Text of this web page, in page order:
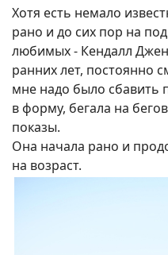
Хотя есть немало
рано и до сих пор на
любимых - Кендалл
ранних лет, постоянно
мне надо было сбавить
в форму, бегала на
показы.
Она начала рано и
на возраст.